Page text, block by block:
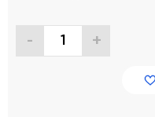
- +